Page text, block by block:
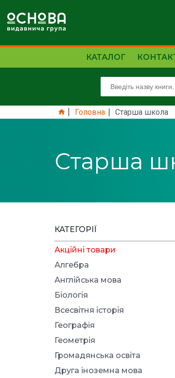
КАТАЛОГ
Головна Старша школа
Старша
КАТЕГОРІЇ
Акційні товари
Алгебра
Англійська мова
Біологія
Всесвітня історія
Географія
Геометрія
Громадянська освіта
Друга іноземна мова